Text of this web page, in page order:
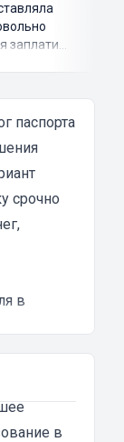
что я
паспорта
срочно
в
в